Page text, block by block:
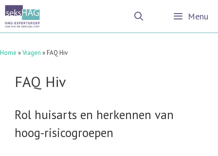
Ga
naar
de
Menu
Home »Vragen »FAQ Hiv
FAQ Hiv
Rol huisarts en herkennen van
hoog-risicogroepen